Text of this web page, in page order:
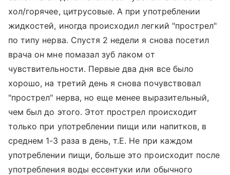
хол/горячее, цитрусовые. А при употреблении
жидкостей, иногда происходил легкий "прострел"
по типу нерва. Спустя 2 недели я снова посетил
врача он мне помазал зуб лаком от
чувствительности. Первые два дня все было
хорошо, на третий день я снова почувствовал
"прострел" нерва, но еще менее выразительный,
чем был до этого. Этот прострел происходит
только при употреблении пищи или напитков, в
среднем 1-3 раза в день, т.Е. Не при каждом
употреблении пищи, больше это происходит после
употребления воды ессентуки или обычного